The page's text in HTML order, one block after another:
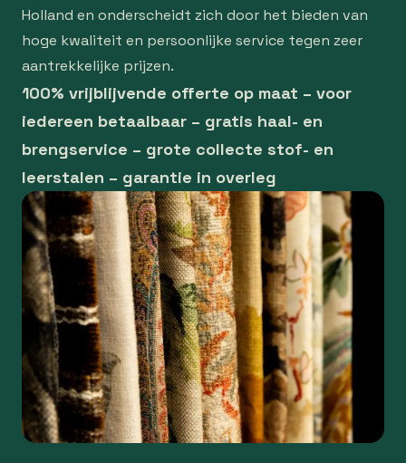
Holland en onderscheidt zich door het bieden van
hoge kwaliteit en persoonlijke service tegen zeer
aantrekkelijke prijzen.
100% vrijblijvende offerte op maat – voor
iedereen betaalbaar – gratis haal- en
brengservice – grote collecte stof- en
leerstalen – garantie in overleg